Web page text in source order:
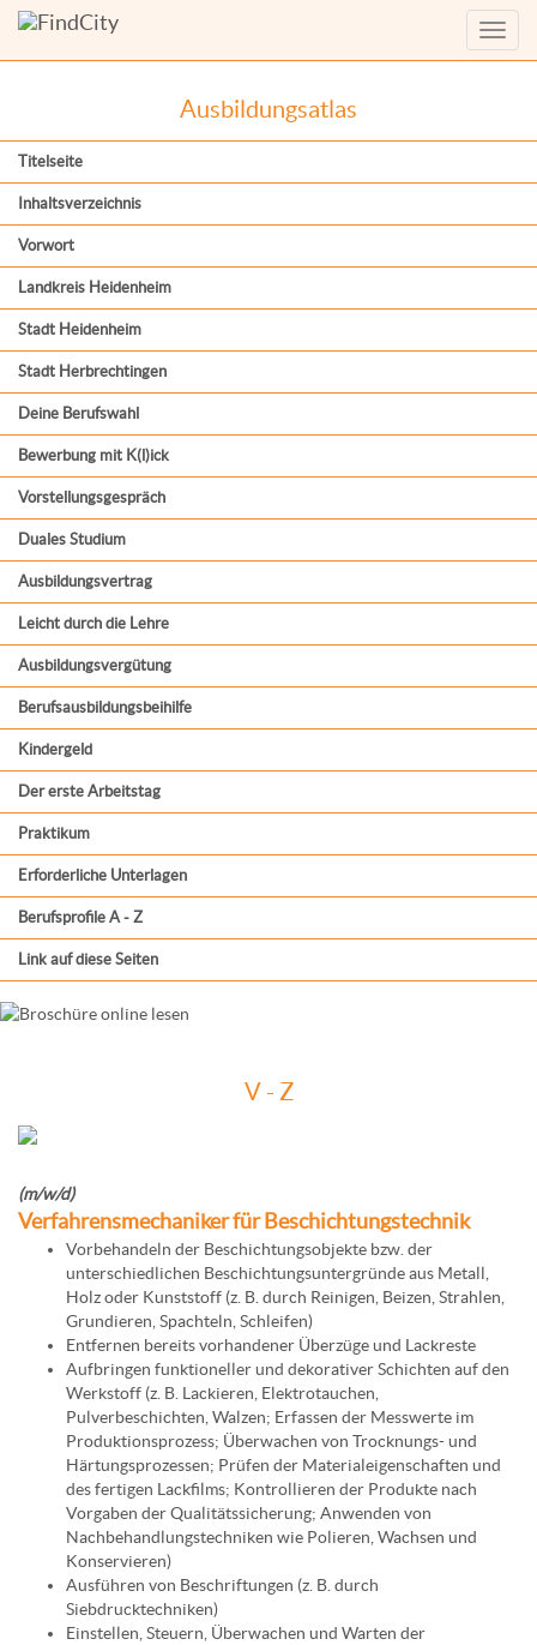
Menü
Ausbildungsatlas
Titelseite
Inhaltsverzeichnis
Vorwort
Landkreis Heidenheim
Stadt Heidenheim
Stadt Herbrechtingen
Deine Berufswahl
Bewerbung mit K(l)ick
Vorstellungsgespräch
Duales Studium
Ausbildungsvertrag
Leicht durch die Lehre
Ausbildungsvergütung
Berufsausbildungsbeihilfe
Kindergeld
Der erste Arbeitstag
Praktikum
Erforderliche Unterlagen
Berufsprofile A - Z
Link auf diese Seiten
V - Z
(m/w/d)
Verfahrensmechaniker für Beschichtungstechnik
Vorbehandeln der Beschichtungsobjekte bzw. der
unterschiedlichen Beschichtungsuntergründe aus Metall,
Holz oder Kunststoff (z. B. durch Reinigen, Beizen, Strahlen,
Grundieren, Spachteln, Schleifen)
Entfernen bereits vorhandener Überzüge und Lackreste
Aufbringen funktioneller und dekorativer Schichten auf den
Werkstoff (z. B. Lackieren, Elektrotauchen,
Pulverbeschichten, Walzen; Erfassen der Messwerte im
Produktionsprozess; Überwachen von Trocknungs- und
Härtungsprozessen; Prüfen der Materialeigenschaften und
des fertigen Lackfilms; Kontrollieren der Produkte nach
Vorgaben der Qualitätssicherung; Anwenden von
Nachbehandlungstechniken wie Polieren, Wachsen und
Konservieren)
Ausführen von Beschriftungen (z. B. durch
Siebdrucktechniken)
Einstellen, Steuern, Überwachen und Warten der